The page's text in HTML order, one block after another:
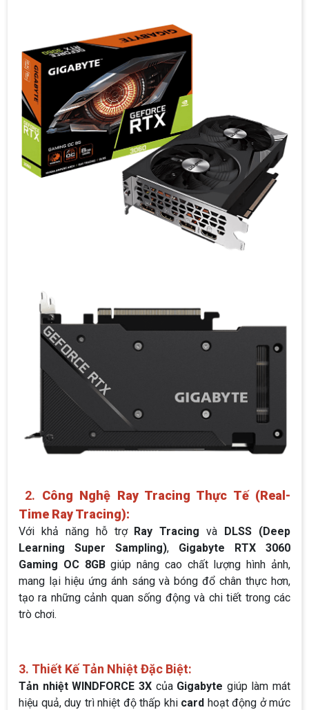
2. Công Nghệ Ray Tracing Thực Tế (Real-
Time Ray Tracing):
Với khả năng hỗ trợ Ray Tracing và DLSS (Deep
Learning Super Sampling), Gigabyte RTX 3060
Gaming OC 8GBgiúp nâng cao chất lượng hình ảnh,
mang lại hiệu ứng ánh sáng và bóng đổ chân thực hơn,
tạo ra những cảnh quan sống động và chi tiết trong các
trò chơi.
3. Thiết Kế Tản Nhiệt Đặc Biệt:
Tản nhiệt WINDFORCE 3Xcủa Gigabyte giúp làm mát
hiệu quả, duy trì nhiệt độ thấp khi card hoạt động ở mức